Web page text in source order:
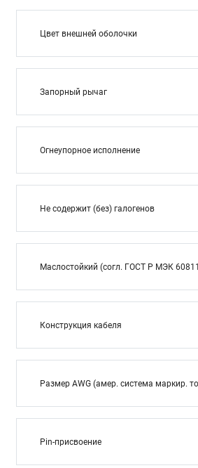
Цвет внешней оболочки
Запорный рычаг
Огнеупорное исполнение
Не содержит (без) галогенов
Маслостойкий (согл. ГОСТ Р МЭК
Конструкция кабеля
Размер AWG (амер. система маркир.
Pin-присвоение